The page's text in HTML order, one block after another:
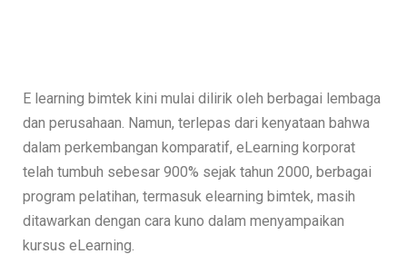
E learning bimtek kini mulai dilirik oleh berbagai lembaga
dan perusahaan. Namun, terlepas dari kenyataan bahwa
dalam perkembangan komparatif, eLearning korporat
telah tumbuh sebesar 900% sejak tahun 2000, berbagai
program pelatihan, termasuk elearning bimtek, masih
ditawarkan dengan cara kuno dalam menyampaikan
kursus eLearning.